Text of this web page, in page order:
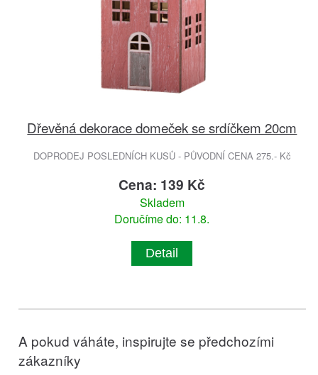
Dřevěná dekorace domeček se srdíčkem 20cm
DOPRODEJ POSLEDNÍCH KUSŮ - PŮVODNÍ CENA 275.- Kč
Cena: 139 Kč
Skladem
Doručíme do: 11.8.
Detail
A pokud váháte, inspirujte se předchozími
zákazníky